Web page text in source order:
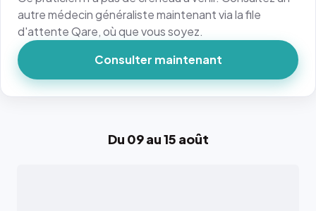
Du 09 au 15 août
autre médecin généraliste maintenant via la file
d'attente Qare, où que vous soyez.
Consulter maintenant